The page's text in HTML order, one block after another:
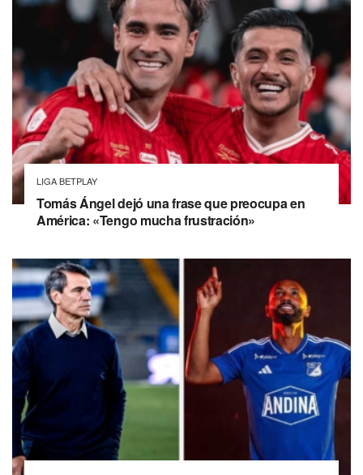
LIGA BETPLAY
Tomás Ángel dejó una frase que preocupa en
América: «Tengo mucha frustración»